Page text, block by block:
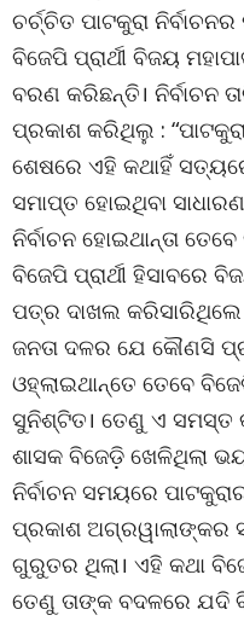
ଚର୍ଚ୍ଚିତ ପାଟକୁରା
ବିଜେପି ପ୍ରାର୍ଥୀ ବିଜୟ
ବରଣ କରିଛନ୍ତି। ନିର୍ବାଚନ
ପ୍ରକାଶ କରିଥିଲୁ : “ପାଟକୁରା
ଶେଷରେ ଏହି କଥାହିଁ
ସମାପ୍ତ ହୋଇଥିବା
ନିର୍ବାଚନ ହୋଇଥାନ୍ତା
ବିଜେପି ପ୍ରାର୍ଥୀ ହିସାବରେ
ପତ୍ର ଦାଖଲ
ଜନତା ଦଳର ଯେ କୌଣସି
ଓହ୍ଲାଇଥାନ୍ତେ ତେବେ
ସୁନିଶ୍ଟିତ। ତେଣୁ ଏ ସମସ୍ତ
ଶାସକ ବିଜେଡ଼ି ଖେଳିଥିଲା
ନିର୍ବାଚନ ସମୟରେ
ପ୍ରକାଶ ଅଗ୍ରୱାଲାଙ୍କର
ଗୁରୁତର ଥିଲା। ଏହି କଥା
ତେଣୁ ତାଙ୍କ ବଦଳରେ ଯଦି